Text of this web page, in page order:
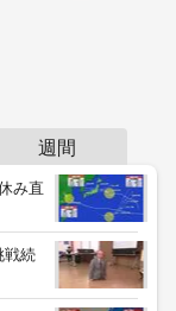
週間
み直
戦続